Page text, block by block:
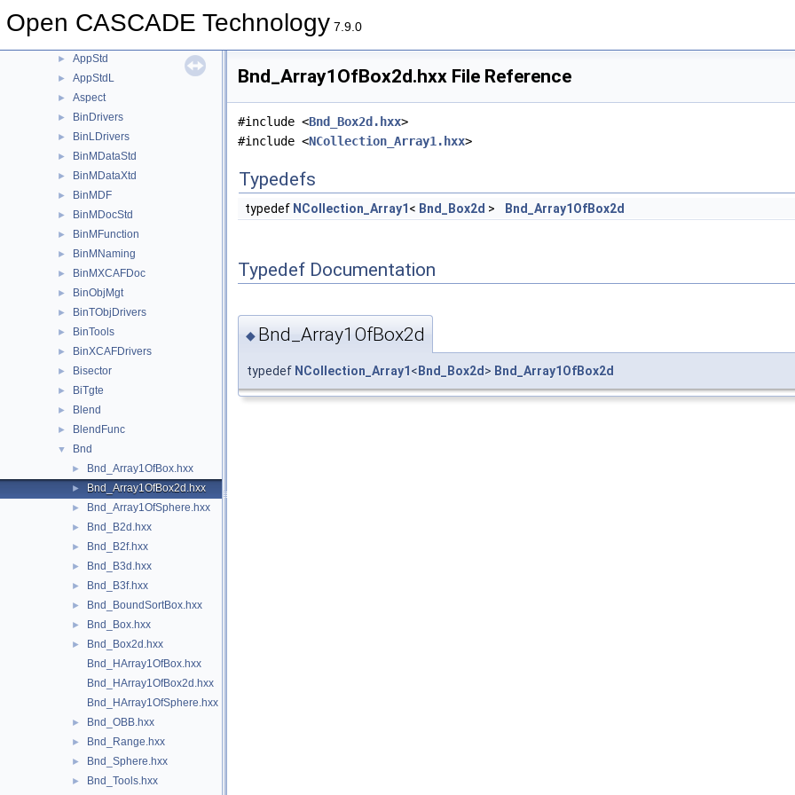
Open CASCADE Technology 7.9.0
► Approx
► AppStd
► AppStdL
► Aspect
► BinDrivers
► BinLDrivers
► BinMDataStd
► BinMDataXtd
► BinMDF
► BinMDocStd
► BinMFunction
► BinMNaming
► BinMXCAFDoc
► BinObjMgt
► BinTObjDrivers
► BinTools
► BinXCAFDrivers
► Bisector
► BiTgte
► Blend
► BlendFunc
▼ Bnd
► Bnd_Array1OfBox.hxx
► Bnd_Array1OfBox2d.hxx
► Bnd_Array1OfSphere.hxx
► Bnd_B2d.hxx
► Bnd_B2f.hxx
► Bnd_B3d.hxx
► Bnd_B3f.hxx
► Bnd_BoundSortBox.hxx
► Bnd_Box.hxx
►
Bnd_Box2d.hxx
Bnd_HArray1OfBox.hxx
Bnd_HArray1OfBox2d.hxx
Bnd_HArray1OfSphere.hxx
► Bnd_OBB.hxx
► Bnd_Range.hxx
► Bnd_Sphere.hxx
►
Bnd_Tools.hxx
Bnd_Array1OfBox2d.hxx File Reference
#include <Bnd_Box2d.hxx>
#include <NCollection_Array1.hxx>
Typedefs
typedef NCollection_Array1 < Bnd_Box2d > Bnd_Array1OfBox2d
Typedef Documentation
◆ Bnd_Array1OfBox2d
typedef NCollection_Array1<Bnd_Box2d> Bnd_Array1OfBox2d